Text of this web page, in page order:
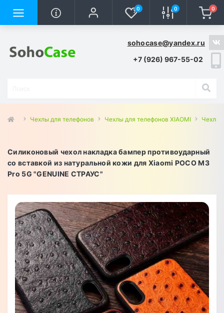
0 0 0
sohocase@yandex.ru
+7 (926) 967-55-02
Чехлы для телефонов Чехлы для телефонов XIAOMI Чехлы
Силиконовый чехол накладка бампер противоударный
со вставкой из натуральной кожи для Xiaomi POCO M3
Pro 5G "GENUINE СТРАУС"